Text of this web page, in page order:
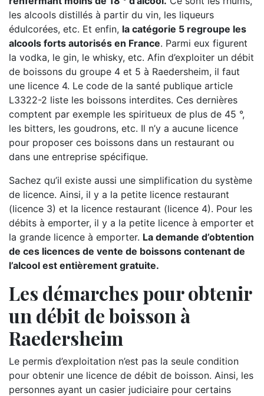
les alcools distillés à partir du vin, les liqueurs
édulcorées, etc. Et enfin, la catégorie 5 regroupe les
alcools forts autorisés en France. Parmi eux figurent
la vodka, le gin, le whisky, etc. Afin d’exploiter un débit
de boissons du groupe 4 et 5 à Raedersheim, il faut
une licence 4. Le code de la santé publique article
L3322-2 liste les boissons interdites. Ces dernières
comptent par exemple les spiritueux de plus de 45 °,
les bitters, les goudrons, etc. Il n’y a aucune licence
pour proposer ces boissons dans un restaurant ou
dans une entreprise spécifique.
Sachez qu’il existe aussi une simplification du système
de licence. Ainsi, il y a la petite licence restaurant
(licence 3) et la licence restaurant (licence 4). Pour les
débits à emporter, il y a la petite licence à emporter et
la grande licence à emporter. La demande d’obtention
de ces licences de vente de boissons contenant de
l’alcool est entièrement gratuite.
Les démarches pour obtenir
un débit de boisson à
Raedersheim
Le permis d’exploitation n’est pas la seule condition
pour obtenir une licence de débit de boisson. Ainsi, les
personnes ayant un casier judiciaire pour certains